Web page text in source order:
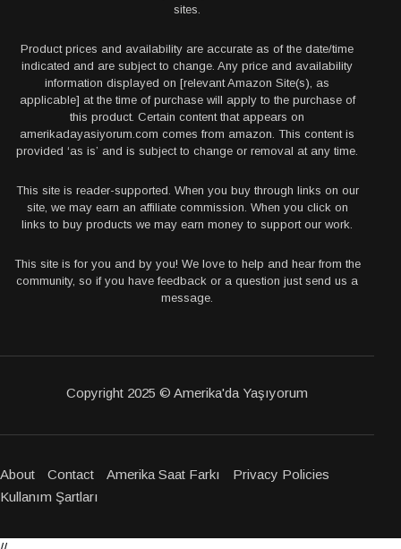
sites.
Product prices and availability are accurate as of the date/time
indicated and are subject to change. Any price and availability
information displayed on [relevant Amazon Site(s), as
applicable] at the time of purchase will apply to the purchase of
this product. Certain content that appears on
amerikadayasiyorum.com comes from amazon. This content is
provided ‘as is’ and is subject to change or removal at any time.
This site is reader-supported. When you buy through links on our
site, we may earn an affiliate commission. When you click on
links to buy products we may earn money to support our work.
This site is for you and by you! We love to help and hear from the
community, so if you have feedback or a question just send us a
message.
Copyright 2025 © Amerika'da Yaşıyorum
About Contact Amerika Saat Farkı
Privacy Policies
Kullanım Şartları